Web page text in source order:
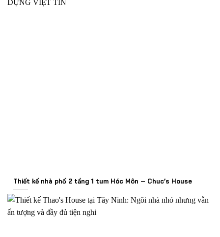
Thiết kế nhà phố 2 tầng 1 tum Hóc Môn – Chuc’s House